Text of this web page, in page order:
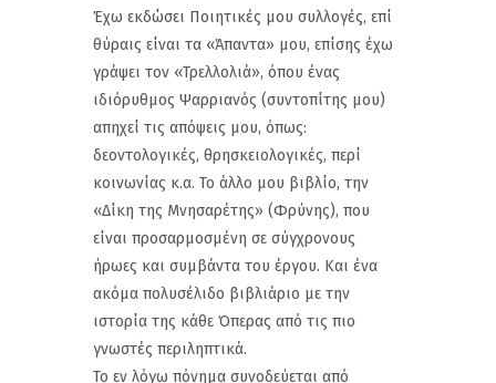
Έχω εκδώσει Ποιητικές μου συλλογές, επί
θύραις είναι τα «Άπαντα» μου, επίσης έχω
γράψει τον «Τρελλολιά», όπου ένας
ιδιόρυθμος Ψαρριανός (συντοπίτης μου)
απηχεί τις απόψεις μου, όπως:
δεοντολογικές, θρησκειολογικές, περί
κοινωνίας κ.α. Το άλλο μου βιβλίο, την
«Δίκη της Μνησαρέτης» (Φρύνης), που
είναι προσαρμοσμένη σε σύγχρονους
ήρωες και συμβάντα του έργου. Και ένα
ακόμα πολυσέλιδο βιβλιάριο με την
ιστορία της κάθε Όπερας από τις πιο
γνωστές περιληπτικά.
Το εν λόγω πόνημα συνοδεύεται από